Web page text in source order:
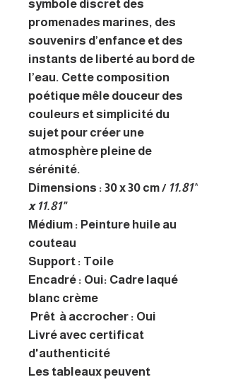
symbole discret des
promenades marines, des
souvenirs d’enfance et des
instants de liberté au bord de
l’eau. Cette composition
poétique mêle douceur des
couleurs et simplicité du
sujet pour créer une
atmosphère pleine de
sérénité.
Dimensions : 30 x 30 cm / 11.81"
x 11.81"
Médium : Peinture huile au
couteau
Support : Toile
Encadré : Oui: Cadre laqué
blanc crème
Prêt à accrocher : Oui
Livré avec certificat
d'authenticité
Les tableaux peuvent